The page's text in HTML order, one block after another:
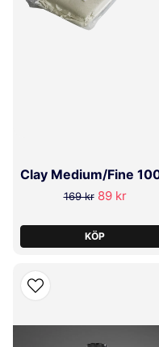
Clay Medium/Fine
169 kr 89 kr
KÖP